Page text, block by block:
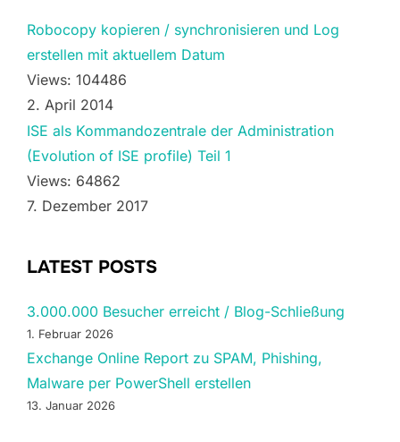
Robocopy kopieren / synchronisieren und Log
erstellen mit aktuellem Datum
Views: 104486
2. April 2014
ISE als Kommandozentrale der Administration
(Evolution of ISE profile) Teil 1
Views: 64862
7. Dezember 2017
LATEST POSTS
3.000.000 Besucher erreicht / Blog-Schließung
1. Februar 2026
Exchange Online Report zu SPAM, Phishing,
Malware per PowerShell erstellen
13. Januar 2026